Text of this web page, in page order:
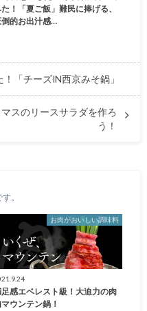
！「夏ご飯」難民に捧げる、
倒的お出汁感…
「チーズIN西京みそ鍋」
スのリースサラダを作ろ
う！
。
お肉がおいしい調味料
感エベレスト級！大迫力の肉
ウンテン鍋！